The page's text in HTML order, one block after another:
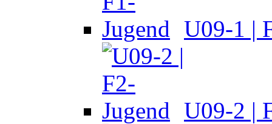
U09-1 |
U09-2 |